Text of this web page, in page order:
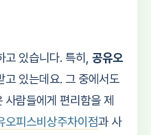
있습니다. 특히, 공유오
고 있는데요. 그 중에서도
람들에게 편리함을 제
오피스비상주차이점과 사